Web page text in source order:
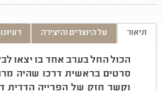
תיאור על היוצרים והיצירה
הכול החל בערב אחד בו יצאו
סרטים בראשית דרכו שהיה
וקשר חזק של הפרייה הדדית